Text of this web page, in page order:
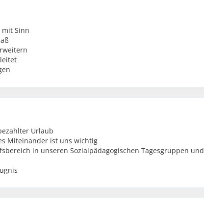
mit Sinn
Urlaub
Miteinander ist uns wichtig
in unseren Sozialpädagogischen Tagesgruppen und